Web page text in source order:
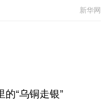
新华网
“乌铜走银”